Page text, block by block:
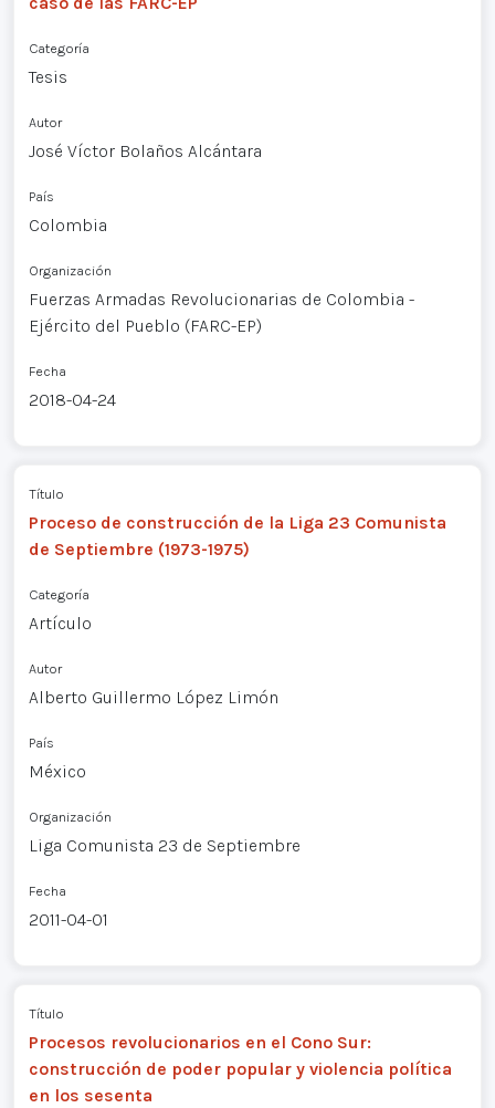
Categoría
Tesis
Autor
José Víctor Bolaños Alcántara
País
Colombia
Organización
Fuerzas Armadas Revolucionarias de Colombia -
Ejército del Pueblo (FARC-EP)
Fecha
2018-04-24
Título
Proceso de construcción de la Liga 23 Comunista
de Septiembre (1973-1975)
Categoría
Artículo
Autor
Alberto Guillermo López Limón
País
México
Organización
Liga Comunista 23 de Septiembre
Fecha
2011-04-01
Título
Procesos revolucionarios en el Cono Sur:
construcción de poder popular y violencia política
en los sesenta